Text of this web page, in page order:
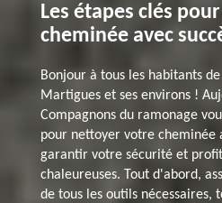
Les étapes clés
cheminée avec
Bonjour à tous les habitants
Martigues et ses environs !
Compagnons du ramonage
pour nettoyer votre cheminée
garantir votre sécurité et
chaleureuses. Tout d'abord,
de tous les outils nécessaires,